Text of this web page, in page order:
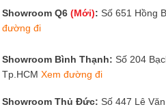
Showroom Q6 (Mới): Số 651 Hồng
đường đi
Showroom Bình Thạnh: Số 204
Tp.HCM Xem đường đi
Showroom Thủ Đức: Số 447 Lê